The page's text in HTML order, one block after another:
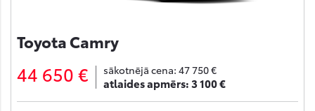
Toyota Camry
44 650 € sākotnējā cena: 47 750 €
atlaides apmērs:3 100 €